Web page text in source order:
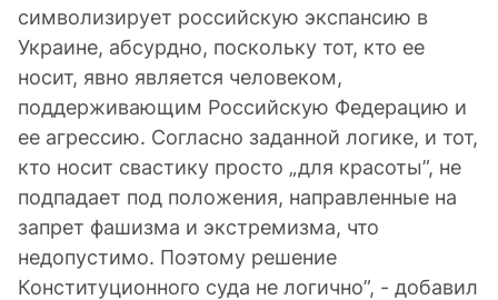
символизирует российскую экспансию в
Украине, абсурдно, поскольку тот, кто ее
носит, явно является человеком,
поддерживающим Российскую Федерацию и
ее агрессию. Согласно заданной логике, и тот,
кто носит свастику просто „для красоты”, не
подпадает под положения, направленные на
запрет фашизма и экстремизма, что
недопустимо. Поэтому решение
Конституционного суда не логично”, - добавил